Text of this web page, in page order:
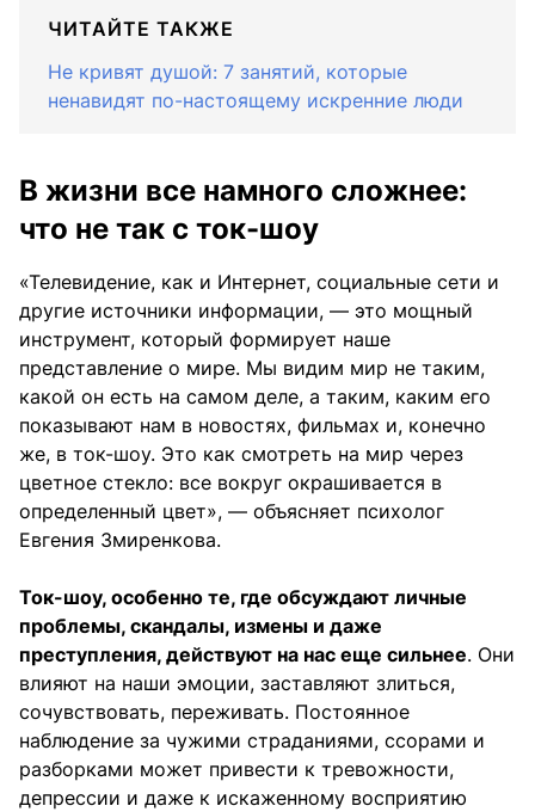
ЧИТАЙТЕ ТАКЖЕ
Не кривят душой: 7 занятий, которые
ненавидят по-настоящему искренние люди
В жизни все намного сложнее:
что не так с ток-шоу
«Телевидение, как и Интернет, социальные сети и
другие источники информации, — это мощный
инструмент, который формирует наше
представление о мире. Мы видим мир не таким,
какой он есть на самом деле, а таким, каким его
показывают нам в новостях, фильмах и, конечно
же, в ток-шоу. Это как смотреть на мир через
цветное стекло: все вокруг окрашивается в
определенный цвет», — объясняет психолог
Евгения Змиренкова.
Ток-шоу, особенно те, где обсуждают личные
проблемы, скандалы, измены и даже
преступления, действуют на нас еще сильнее. Они
влияют на наши эмоции, заставляют злиться,
сочувствовать, переживать. Постоянное
наблюдение за чужими страданиями, ссорами и
разборками может привести к тревожности,
депрессии и даже к искаженному восприятию